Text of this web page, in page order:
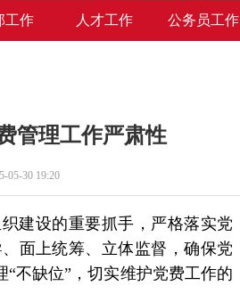
工作 人才工作 公务员工作
管理工作严肃性
30 19:20
建设的重要抓手，严格落实党
面上统筹、立体监督，确保党
“不缺位”，切实维护党费工作的